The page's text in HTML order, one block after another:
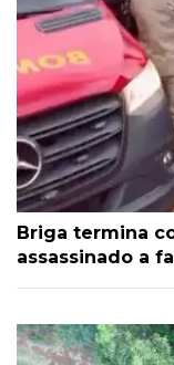
Briga termina
assassinado a